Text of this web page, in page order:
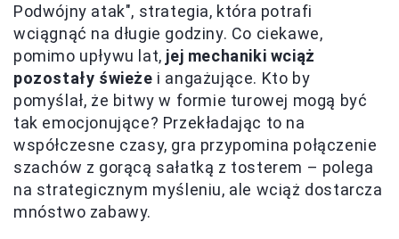
Podwójny atak", strategia, która potrafi
wciągnąć na długie godziny. Co ciekawe,
pomimo upływu lat, jej mechaniki wciąż
pozostały świeże i angażujące. Kto by
pomyślał, że bitwy w formie turowej mogą być
tak emocjonujące? Przekładając to na
współczesne czasy, gra przypomina połączenie
szachów z gorącą sałatką z tosterem – polega
na strategicznym myśleniu, ale wciąż dostarcza
mnóstwo zabawy.